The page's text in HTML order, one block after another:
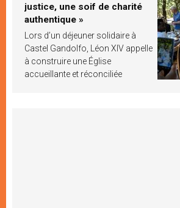
justice, une soif de charité
authentique »
Lors d’un déjeuner solidaire à
Castel Gandolfo, Léon XIV appelle
à construire une Église
accueillante et réconciliée